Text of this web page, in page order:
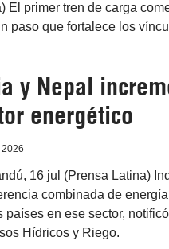
El primer tren de carga
paso que fortalece los
y Nepal
energético
16 jul (Prensa Latina)
combinada de
países en ese sector,
Hídricos y Riego.